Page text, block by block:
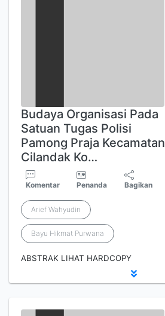
Budaya Organisasi Pada
Satuan Tugas Polisi
Pamong Praja Kecamatan
Cilandak Ko…
Komentar Penanda Bagikan
Arief Wahyudin
Bayu Hikmat Purwana
ABSTRAK LIHAT HARDCOPY